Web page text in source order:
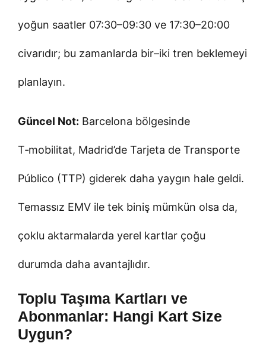
yoğun saatler 07:30–09:30 ve 17:30–20:00
civarıdır; bu zamanlarda bir–iki tren beklemeyi
planlayın.
Güncel Not: Barcelona bölgesinde
T‑mobilitat, Madrid’de Tarjeta de Transporte
Público (TTP) giderek daha yaygın hale geldi.
Temassız EMV ile tek biniş mümkün olsa da,
çoklu aktarmalarda yerel kartlar çoğu
durumda daha avantajlıdır.
Toplu Taşıma Kartları ve
Abonmanlar: Hangi Kart Size
Uygun?